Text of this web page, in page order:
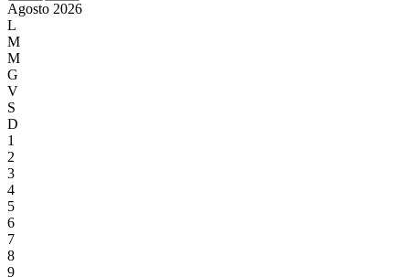
Agosto 2026
L
M
M
G
V
S
D
1
2
3
4
5
6
7
8
9